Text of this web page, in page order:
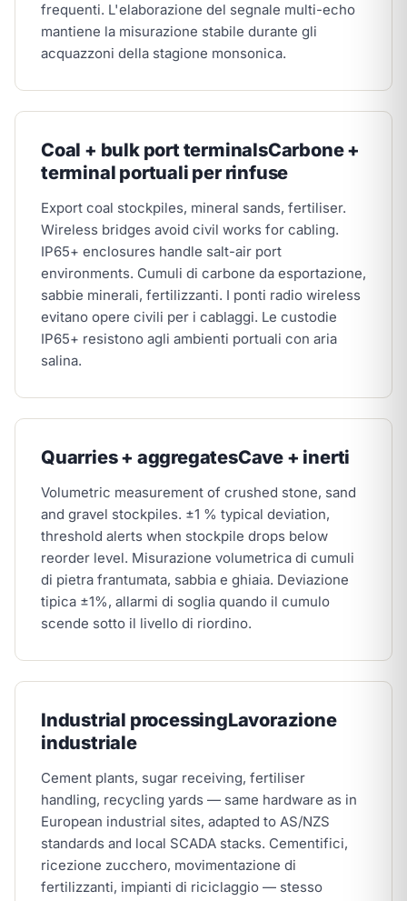
frequenti. L'elaborazione del segnale multi-echo
mantiene la misurazione stabile durante gli
acquazzoni della stagione monsonica.
Coal + bulk port terminalsCarbone +
terminal portuali per rinfuse
Export coal stockpiles, mineral sands, fertiliser.
Wireless bridges avoid civil works for cabling.
IP65+ enclosures handle salt-air port
environments. Cumuli di carbone da esportazione,
sabbie minerali, fertilizzanti. I ponti radio wireless
evitano opere civili per i cablaggi. Le custodie
IP65+ resistono agli ambienti portuali con aria
salina.
Quarries + aggregatesCave + inerti
Volumetric measurement of crushed stone, sand
and gravel stockpiles. ±1 % typical deviation,
threshold alerts when stockpile drops below
reorder level. Misurazione volumetrica di cumuli
di pietra frantumata, sabbia e ghiaia. Deviazione
tipica ±1%, allarmi di soglia quando il cumulo
scende sotto il livello di riordino.
Industrial processingLavorazione
industriale
Cement plants, sugar receiving, fertiliser
handling, recycling yards — same hardware as in
European industrial sites, adapted to AS/NZS
standards and local SCADA stacks. Cementifici,
ricezione zucchero, movimentazione di
fertilizzanti, impianti di riciclaggio — stesso